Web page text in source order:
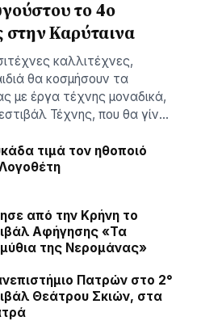
το 4ο
στην Καρύταινα
καλλιτέχνες,
θα κοσμήσουν τα
με έργα τέχνης μοναδικά,
Τέχνης, που θα γίν…
τιμά τον ηθοποιό
από την Κρήνη το
Αφήγησης «Τα
της Νερομάνας»
Πατρών στο 2°
Θεάτρου Σκιών, στα